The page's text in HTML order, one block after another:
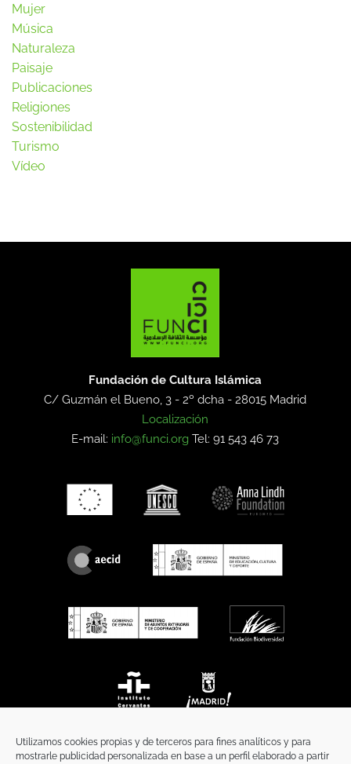
Utilizamos cookies propias y de terceros para fines analíticos y para
mostrarle publicidad personalizada en base a un perfil elaborado a partir
Mujer
Música
Naturaleza
Paisaje
Publicaciones
Religiones
Sostenibilidad
Turismo
Vídeo
Fundación de Cultura Islámica
C/ Guzmán el Bueno, 3 - 2º dcha -28015 Madrid
Localización
E-mail: info@funci.org Tel: 91 543 46 73